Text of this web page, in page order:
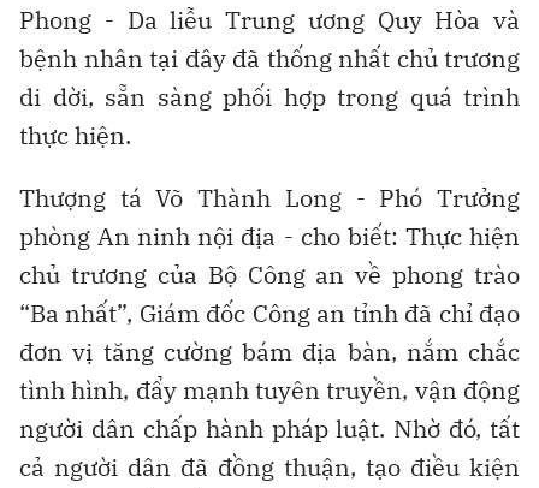
Phong - Da liễu Trung ương Quy Hòa và
bệnh nhân tại đây đã thống nhất chủ trương
di dời, sẵn sàng phối hợp trong quá trình
thực hiện.
Thượng tá Võ Thành Long - Phó Trưởng
phòng An ninh nội địa - cho biết: Thực hiện
chủ trương của Bộ Công an về phong trào
“Ba nhất”, Giám đốc Công an tỉnh đã chỉ đạo
đơn vị tăng cường bám địa bàn, nắm chắc
tình hình, đẩy mạnh tuyên truyền, vận động
người dân chấp hành pháp luật. Nhờ đó, tất
cả người dân đã đồng thuận, tạo điều kiện